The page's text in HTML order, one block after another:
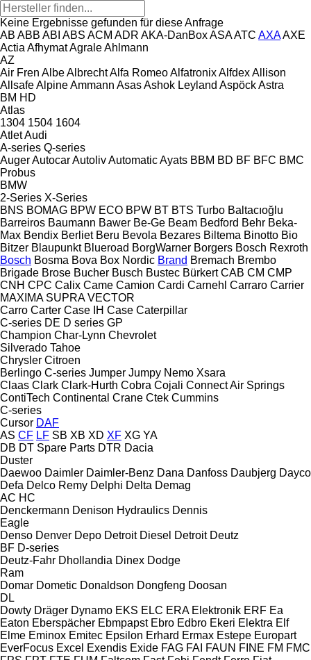
Keine Ergebnisse gefunden für diese Anfrage
AB ABB ABI ABS ACM ADR AKA-DanBoxASAATC AXAAXE
Actia AfhymatAgraleAhlmann
AZ
Air Fren AlbeAlbrechtAlfa RomeoAlfatronixAlfdexAllison
AllsafeAlpineAmmann AsasAshok Leyland AspöckAstra
BM HD
Atlas
1304 1504 1604
AtletAudi
A-series Q-series
AugerAutocarAutolivAutomaticAyats BBM BD BF BFC BMC
Probus
BMW
2-Series X-Series
BNS BOMAG BPW ECO BPW BT BTS Turbo Baltacıoğlu
Barreiros Baumann Bawer Be-Ge Beam Bedford Behr Beka-
Max Bendix Berliet Beru Bevola Bezares Biltema Binotto Bio
Bitzer Blaupunkt Blueroad BorgWarner Borgers Bosch Rexroth
Bosch Bosma Bova Box Nordic Brand Bremach Brembo
Brigade Brose Bucher Busch Bustec Bürkert CAB CM CMP
CNH CPC Calix Came Camion Cardi Carnehl Carraro Carrier
MAXIMA SUPRA VECTOR
Carro Carter Case IH Case Caterpillar
C-series DE D series GP
Champion Char-Lynn Chevrolet
Silverado Tahoe
Chrysler Citroen
Berlingo C-series Jumper Jumpy Nemo Xsara
Claas Clark Clark-Hurth Cobra Cojali Connect Air Springs
ContiTech Continental Crane Ctek Cummins
C-series
Cursor DAF
AS CF LF SB XB XD XF XG YA
DB DT Spare Parts DTR Dacia
Duster
Daewoo Daimler Daimler-Benz Dana Danfoss Daubjerg Dayco
Defa Delco Remy Delphi Delta Demag
AC HC
Denckermann Denison Hydraulics Dennis
Eagle
Denso Denver Depo Detroit Diesel Detroit Deutz
BF D-series
Deutz-Fahr Dhollandia Dinex Dodge
Ram
Domar Dometic Donaldson Dongfeng Doosan
DL
Dowty Dräger Dynamo EKS ELC ERA Elektronik ERF Ea
Eaton Eberspächer Ebmpapst Ebro Edbro Ekeri Elektra Elf
Elme Eminox Emitec Epsilon Erhard Ermax Estepe Europart
EverFocus Excel Exendis Exide FAG FAI FAUN FINE FM FMC